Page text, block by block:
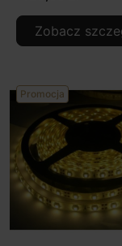
Zobacz
Promocja